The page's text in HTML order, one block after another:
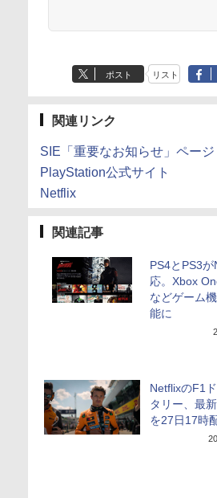
ポスト リスト
関連リンク
SIE「重要なお知らせ」ページ
PlayStation公式サイト
Netflix
関連記事
PS4とPS3
応。Xbox
などゲーム
能に
NetflixのF1
タリー、最
を27日17時